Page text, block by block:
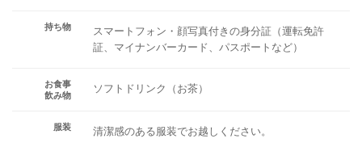
持ち物
スマートフォン・顔写真付きの身分証（運転免許
証、マイナンバーカード、パスポートなど）
お食事
飲み物
ソフトドリンク（お茶）
服装 清潔感のある服装でお越しください。